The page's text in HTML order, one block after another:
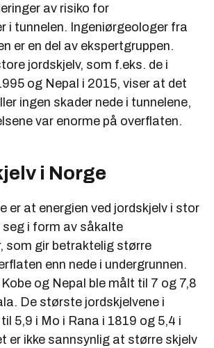
av risiko for
i tunnelen. Ingeniørgeologer fra
er en del av ekspertgruppen.
jordskjelv, som f.eks. de i
og Nepal i 2015, viser at det
ingen skader nede i tunnelene,
var enorme på overflaten.
i Norge
er at energien ved jordskjelv i stor
i form av såkalte
som gir betraktelig større
enn nede i undergrunnen.
og Nepal ble målt til 7 og 7,8
De største jordskjelvene i
5,9 i Mo i Rana i 1819 og 5,4 i
er ikke sannsynlig at større skjelv